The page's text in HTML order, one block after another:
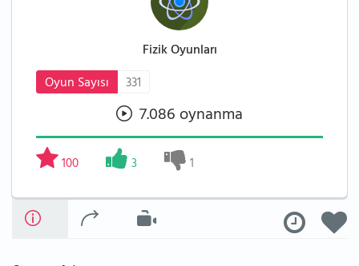
Fizik Oyunları
Oyun Sayısı
331
7.086 oynanma
100 3 1